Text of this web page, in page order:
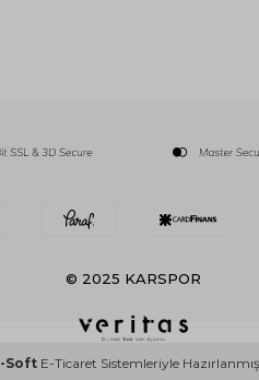
© 2025 KARSPOR
-Soft E-Ticaret Sistemleriyle